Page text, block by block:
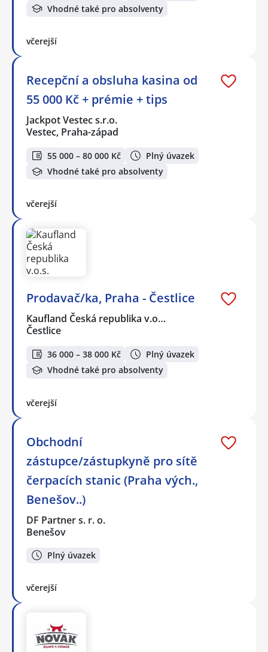
Vhodné také pro absolventy
včerejší
Recepční a obsluha kasina od
55 000 Kč + prémie + tips
Jackpot Vestec s.r.o.
Vestec, Praha-západ
55 000 – 80 000 Kč
Plný úvazek
Vhodné také pro absolventy
včerejší
Prodavač/ka, Praha - Čestlice
Kaufland Česká republika v.o…
Čestlice
36 000 – 38 000 Kč
Plný úvazek
Vhodné také pro absolventy
včerejší
Obchodní
zástupce/zástupkyně pro sítě
čerpacích stanic (Praha vých.,
Benešov..)
DF Partner s. r. o.
Benešov
Plný úvazek
včerejší